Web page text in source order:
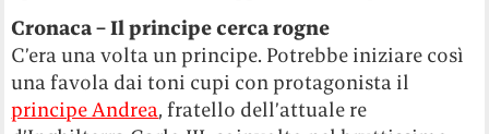
Cronaca – Il principe cerca rogne
C’era una volta un principe. Potrebbe iniziare così
una favola dai toni cupi con protagonista il
principe Andrea, fratello dell’attuale re